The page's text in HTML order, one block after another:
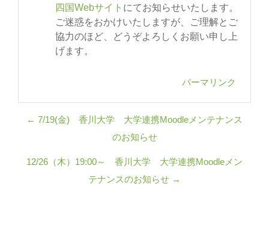
四国Webサイト にてお知らせいたします。
ご迷惑をおかけいたしますが、ご理解とご
協力のほど、どうぞよろしくお願い申し上
げます。
パーマリンク
← 7/19(金) 香川大学 大学連携Moodleメンテナンス
のお知らせ
12/26（木）19:00～ 香川大学 大学連携Moodleメン
テナンスのお知らせ →